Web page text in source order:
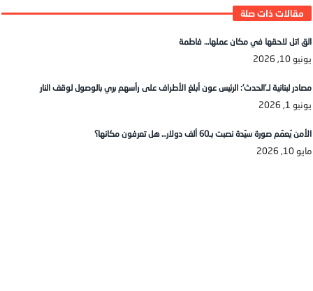
الق اتل لاحقها في مكان عملها… فاطمة
يونيو 10, 2026
مصادر لبنانية لـ’الحدث’: الرئيس عون أبلغ الأطراف على رأسهم بري بالوصول لوقف النار
يونيو 1, 2026
الأمن يُعمّم صورة سيّدة نصبت بـ60 ألف دولار… هل تعرفون مكانها؟
مايو 10, 2026